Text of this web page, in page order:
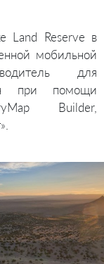
Land Reserve в
мобильной
для
при помощи
Builder,